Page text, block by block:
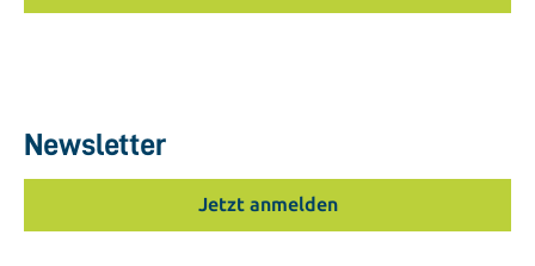
Newsletter
Jetzt anmelden